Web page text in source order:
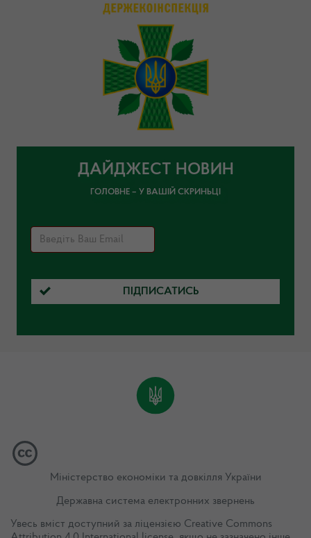
ДАЙДЖЕСТ НОВИН
ГОЛОВНЕ – У ВАШІЙ СКРИНЬЦІ
ПІДПИСАТИСЬ
Міністерство економіки та довкілля України
Державна система електронних звернень
Увесь вміст доступний за ліцензією Creative Commons